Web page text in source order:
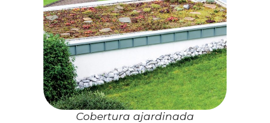
Cobertura ajardinada